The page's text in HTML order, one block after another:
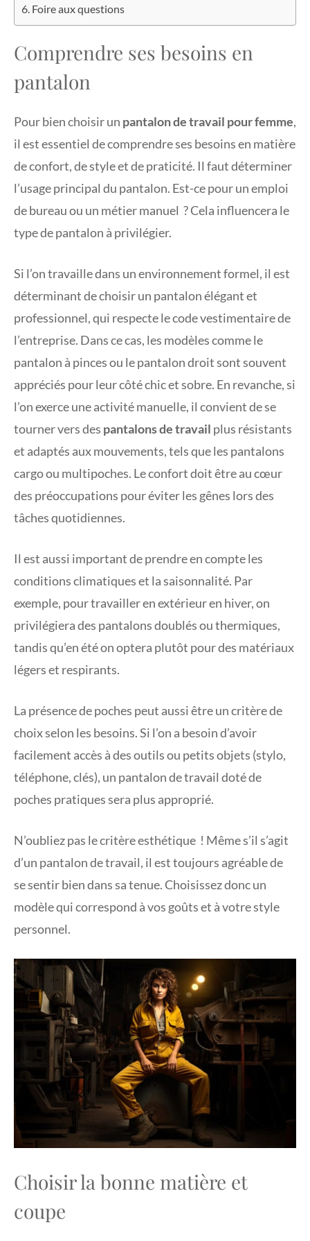
Foire aux questions
Comprendre ses besoins en
pantalon
Pour bien choisir un pantalon de travail pour femme,
il est essentiel de comprendre ses besoins en matière
de confort, de style et de praticité. Il faut déterminer
l’usage principal du pantalon. Est-ce pour un emploi
de bureau ou un métier manuel ? Cela influencera le
type de pantalon à privilégier.
Si l’on travaille dans un environnement formel, il est
déterminant de choisir un pantalon élégant et
professionnel, qui respecte le code vestimentaire de
l’entreprise. Dans ce cas, les modèles comme le
pantalon à pinces ou le pantalon droit sont souvent
appréciés pour leur côté chic et sobre. En revanche, si
l’on exerce une activité manuelle, il convient de se
tourner vers des pantalons de travail plus résistants
et adaptés aux mouvements, tels que les pantalons
cargo ou multipoches. Le confort doit être au cœur
des préoccupations pour éviter les gênes lors des
tâches quotidiennes.
Il est aussi important de prendre en compte les
conditions climatiques et la saisonnalité. Par
exemple, pour travailler en extérieur en hiver, on
privilégiera des pantalons doublés ou thermiques,
tandis qu’en été on optera plutôt pour des matériaux
légers et respirants.
La présence de poches peut aussi être un critère de
choix selon les besoins. Si l’on a besoin d’avoir
facilement accès à des outils ou petits objets (stylo,
téléphone, clés), un pantalon de travail doté de
poches pratiques sera plus approprié.
N’oubliez pas le critère esthétique ! Même s’il s’agit
d’un pantalon de travail, il est toujours agréable de
se sentir bien dans sa tenue. Choisissez donc un
modèle qui correspond à vos goûts et à votre style
personnel.
Choisir la bonne matière et
coupe